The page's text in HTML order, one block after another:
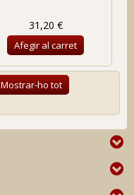
31,20 €
Afegir al carret
Mostrar-ho tot